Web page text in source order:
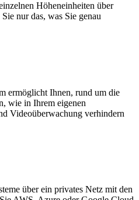
Höheneinheiten über
nur das, was Sie genau
ermöglicht Ihnen, rund um die
wie in Ihrem eigenen
Videoüberwachung verhindern
über ein privates Netz mit den